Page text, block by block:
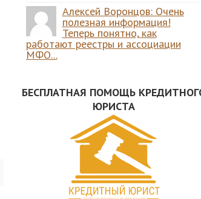
Алексей Воронцов: Очень
полезная информация!
Теперь понятно, как
работают реестры и ассоциации
МФО...
БЕСПЛАТНАЯ ПОМОЩЬ
ЮРИСТА